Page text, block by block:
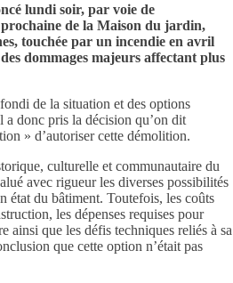
lundi soir, par voie de
de la Maison du jardin,
touchée par un incendie en avril
dommages majeurs affectant plus
de la situation et des options
donc pris la décision qu’on dit
» d’autoriser cette démolition.
culturelle et communautaire du
avec rigueur les diverses possibilités
état du bâtiment. Toutefois, les coûts
les dépenses requises pour
ainsi que les défis techniques reliés à sa
que cette option n’était pas